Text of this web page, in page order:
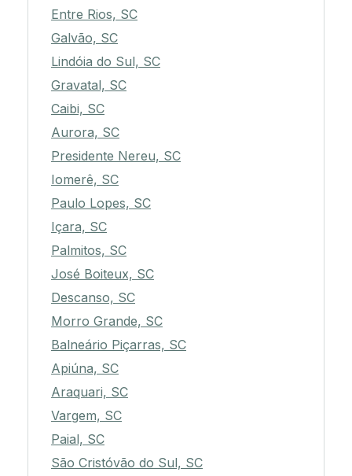
Entre Rios, SC
Galvão, SC
Lindóia do Sul, SC
Gravatal, SC
Caibi, SC
Aurora, SC
Presidente Nereu, SC
Iomerê, SC
Paulo Lopes, SC
Içara, SC
Palmitos, SC
José Boiteux, SC
Descanso, SC
Morro Grande, SC
Balneário Piçarras, SC
Apiúna, SC
Araquari, SC
Vargem, SC
Paial, SC
São Cristóvão do Sul, SC